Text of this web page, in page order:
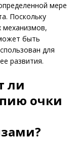
мере
Поскольку
механизмов,
быть
для
развития.
ли
очки